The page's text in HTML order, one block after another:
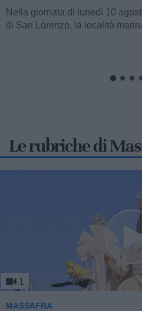
Anche per la stagione estiva in
comunale guidata dalla
Le rubriche di
1
MASSAFRA